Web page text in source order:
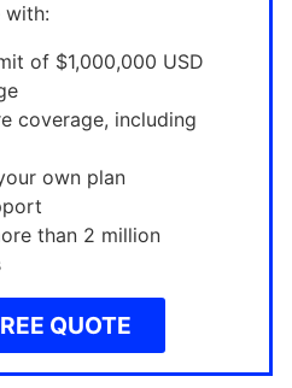
with:
of $1,000,000 USD
coverage, including
own plan
than 2 million
QUOTE